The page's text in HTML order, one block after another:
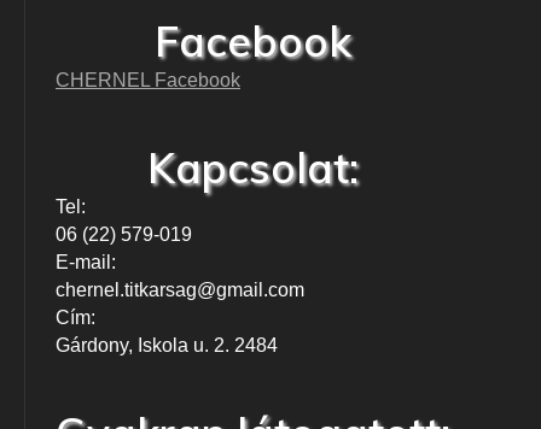
Facebook
CHERNEL Facebook
Kapcsolat:
Tel:
06 (22) 579-019
E-mail:
chernel.titkarsag@gmail.com
Cím:
Gárdony, Iskola u. 2. 2484